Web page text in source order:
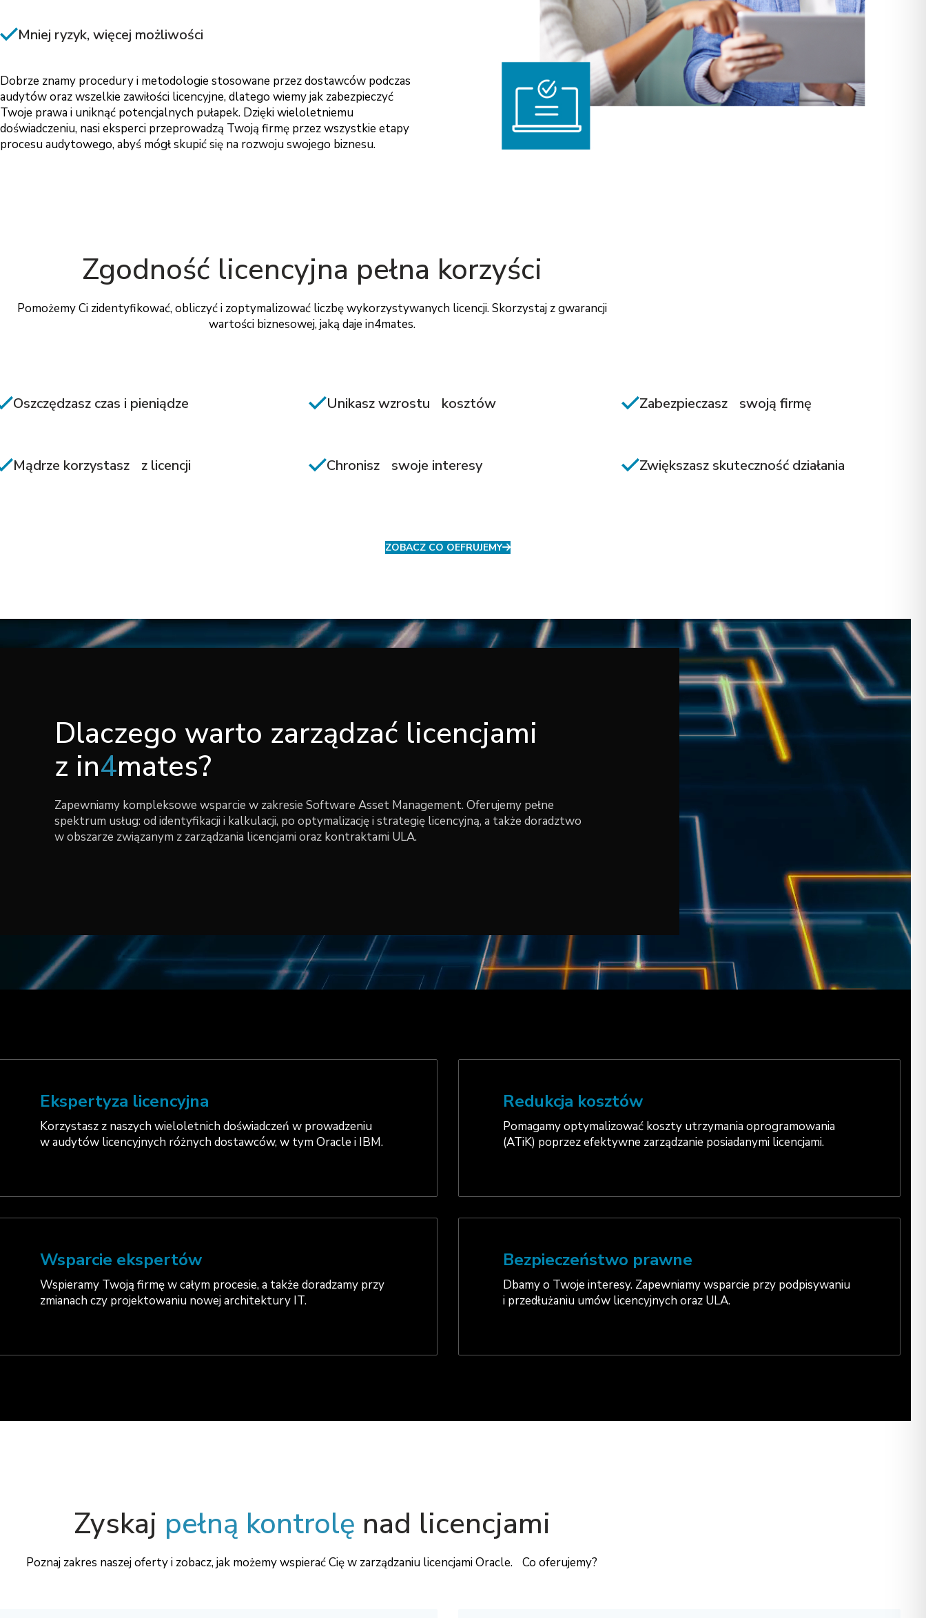
Mniej ryzyk, więcej możliwości
Dobrze znamy procedury i metodologie stosowane przez dostawców podczas
audytów oraz wszelkie zawiłości licencyjne, dlatego wiemy jak zabezpieczyć
Twoje prawa i uniknąć potencjalnych pułapek. Dzięki wieloletniemu
doświadczeniu, nasi eksperci przeprowadzą Twoją firmę przez wszystkie etapy
procesu audytowego, abyś mógł skupić się na rozwoju swojego biznesu.
Zgodność licencyjna pełna korzyści
Pomożemy Ci zidentyfikować, obliczyć i zoptymalizować liczbę wykorzystywanych licencji. Skorzystaj z gwarancji
wartości biznesowej, jaką daje in4mates.
Oszczędzasz czas i pieniądze Unikasz wzrostu kosztów Zabezpieczasz swoją firmę
Mądrze korzystasz z licencji Chronisz swoje interesy Zwiększasz skuteczność działania
ZOBACZ CO OEFRUJEMY
Dlaczego warto zarządzać licencjami
z in4mates?
Zapewniamy kompleksowe wsparcie w zakresie Software Asset Management. Oferujemy pełne
spektrum usług: od identyfikacji i kalkulacji, po optymalizację i strategię licencyjną, a także doradztwo
w obszarze związanym z zarządzania licencjami oraz kontraktami ULA.
Ekspertyza licencyjna
Korzystasz z naszych wieloletnich doświadczeń w prowadzeniu
w audytów licencyjnych różnych dostawców, w tym Oracle i IBM.
Redukcja kosztów
Pomagamy optymalizować koszty utrzymania oprogramowania
(ATiK) poprzez efektywne zarządzanie posiadanymi licencjami.
Wsparcie ekspertów
Wspieramy Twoją firmę w całym procesie, a także doradzamy przy
zmianach czy projektowaniu nowej architektury IT.
Bezpieczeństwo prawne
Dbamy o Twoje interesy. Zapewniamy wsparcie przy podpisywaniu
i przedłużaniu umów licencyjnych oraz ULA.
Zyskaj pełną kontrolę nad licencjami
Poznaj zakres naszej oferty i zobacz, jak możemy wspierać Cię w zarządzaniu licencjami Oracle. Co oferujemy?